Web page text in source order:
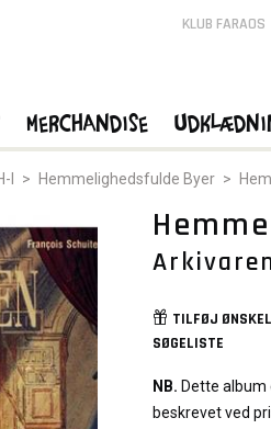
I > Hemmelighedsfulde Byer >
TILFØJ
SØGELISTE
NB. Dette
beskrevet ved
KLUB FARAOS
Merchandise